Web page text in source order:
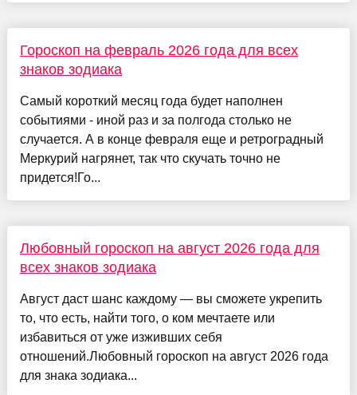
Гороскоп на февраль 2026 года для всех
знаков зодиака
Самый короткий месяц года будет наполнен
событиями - иной раз и за полгода столько не
случается. А в конце февраля еще и ретроградный
Меркурий нагрянет, так что скучать точно не
придется!Го...
Любовный гороскоп на август 2026 года для
всех знаков зодиака
Август даст шанс каждому — вы сможете укрепить
то, что есть, найти того, о ком мечтаете или
избавиться от уже изживших себя
отношений.Любовный гороскоп на август 2026 года
для знака зодиака...